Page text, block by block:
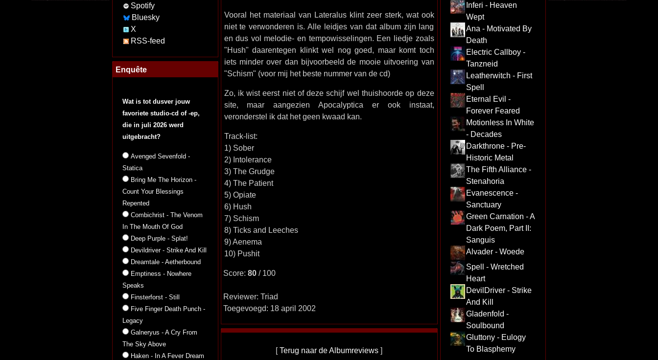
Spotify
Bluesky
X
RSS-feed
Enquête
Wat is tot dusver jouw
favoriete studio-cd of -ep,
die in juli 2026 werd
uitgebracht?
Avenged Sevenfold -
Statica
Bring Me The Horizon -
Count Your Blessings
Repented
Combichrist - The Venom
In The Mouth Of God
Deep Purple - Splat!
Devildriver - Strike And Kill
Dreamtale - Aetherbound
Emptiness - Nowhere
Speaks
Finsterforst - Still
Five Finger Death Punch -
Legacy
Galneryus - A Cry From
The Sky Above
Haken - In A Fever Dream
Vooral het materiaal van Lateralus klint zeer sterk, wat ook
niet te verwonderen is. Alle leidjes van dat album zijn lang
en dus vol melodie- en tempowisselingen. Een liedje zoals
"Hush" daarentegen klinkt wel nog goed, maar komt toch
iets minder over dan bijvoorbeeld de mooie uitvoering van
"Schism" (voor mij het beste nummer van de cd)
Zo, ik wist eerst niet of deze schijf wel thuishoorde op deze
site, maar aangezien Apocalyptica er ook instaat,
veronderstel ik dat het geen kwaad kan.
Track-list:
1) Sober
2) Intolerance
3) The Grudge
4) The Patient
5) Opiate
6) Hush
7) Schism
8) Ticks and Leeches
9) Aenema
10) Pushit
Score: 80/ 100
Reviewer: Triad
Toegevoegd: 18 april 2002
[Terug naar de Albumreviews ]
Inferi - Heaven
Wept
Ana - Motivated By
Death
Electric Callboy -
Tanzneid
Leatherwitch - First
Spell
Eternal Evil -
Forever Feared
Motionless In White
- Decades
Darkthrone - Pre-
Historic Metal
The Fifth Alliance -
Stenahoria
Evanescence -
Sanctuary
Green Carnation - A
Dark Poem, Part II:
Sanguis
Alvader - Woede
Spell - Wretched
Heart
DevilDriver - Strike
And Kill
Gladenfold -
Soulbound
Gluttony - Eulogy
To Blasphemy